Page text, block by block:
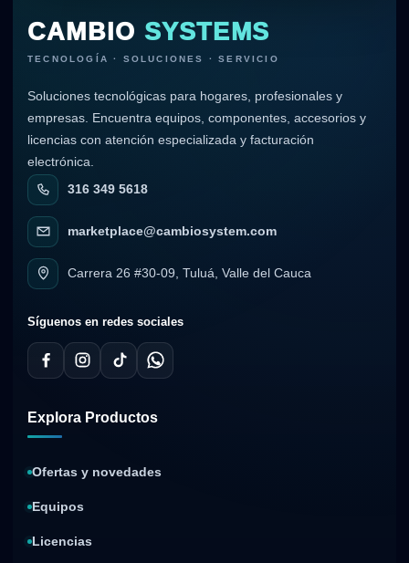
CAMBIO SYSTEMS
TECNOLOGÍA · SOLUCIONES · SERVICIO
Soluciones tecnológicas para hogares, profesionales y
empresas. Encuentra equipos, componentes, accesorios y
licencias con atención especializada y facturación
electrónica.
316 349 5618
marketplace@cambiosystem.com
Carrera 26 #30-09, Tuluá, Valle del Cauca
Síguenos en redes sociales
Explora Productos
Ofertas y novedades
Equipos
Licencias